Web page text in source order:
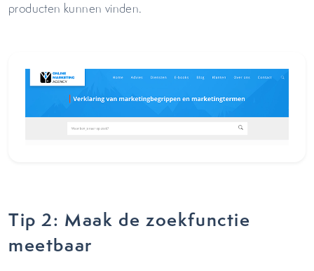
producten kunnen vinden.
Tip 2: Maak de zoekfunctie
meetbaar